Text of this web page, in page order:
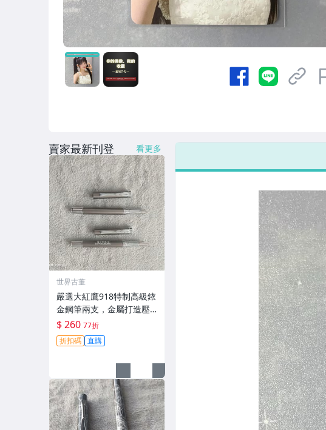
賣家最新刊登 看更多
世界古董
嚴選大紅鷹918特制高級銥
金鋼筆兩支，金屬打造壓
手不累，細膩鋒毫順滑書
寫。收藏佳品！ 大紅鷹 91
8 鏡面 鋰
$ 260 77折
折扣碼 直購